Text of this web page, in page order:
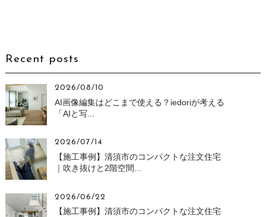
Recent posts
2026/08/10
AI画像編集はどこまで使える？iedoriが考える
「AIと写...
2026/07/14
【施工事例】清須市のコンパクトな注文住宅
｜吹き抜けと2階空間...
2026/06/22
【施工事例】清須市のコンパクトな注文住宅